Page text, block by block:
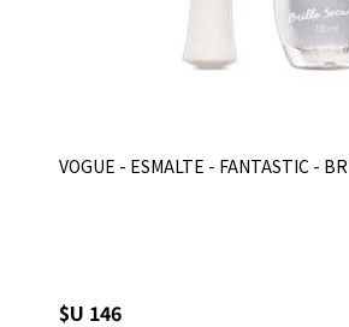
VOGUE - ESMALTE - FANTASTIC -
$U 146